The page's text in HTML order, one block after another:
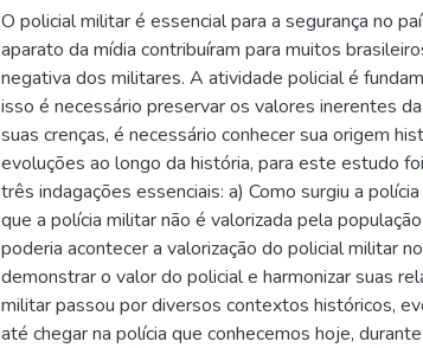
O policial militar é essencial para a segurança no
aparato da mídia contribuíram para muitos
negativa dos militares. A atividade policial é
isso é necessário preservar os valores inerentes
suas crenças, é necessário conhecer sua origem
evoluções ao longo da história, para este estudo
três indagações essenciais: a) Como surgiu a
que a polícia militar não é valorizada pela
poderia acontecer a valorização do policial militar
demonstrar o valor do policial e harmonizar suas
militar passou por diversos contextos históricos,
até chegar na polícia que conhecemos hoje,